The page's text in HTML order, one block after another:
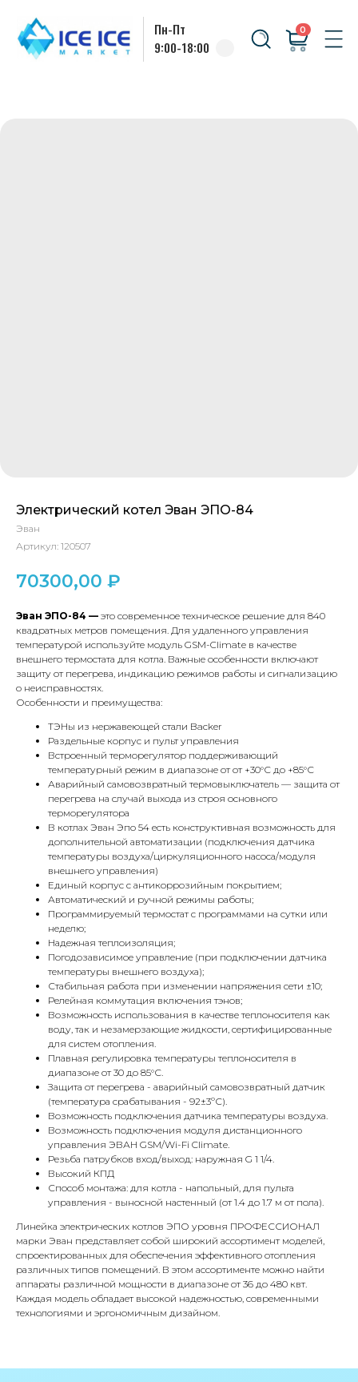
9:00-18:00
Электрический котел Эван ЭПО-84
Эван
Артикул: 120507
70300,00 ₽
Эван ЭПО-84 — это современное техническое решение для 840
квадратных метров помещения. Для удаленного управления
температурой используйте модуль GSM-Climate в качестве
внешнего термостата для котла. Важные особенности включают
защиту от перегрева, индикацию режимов работы и сигнализацию
о неисправностях.
Особенности и преимущества:
ТЭНы из нержавеющей стали Backer
Раздельные корпус и пульт управления
Встроенный терморегулятор поддерживающий
температурный режим в диапазоне от от +30°С до +85°С
Аварийный самовозвратный термовыключатель — защита от
перегрева на случай выхода из строя основного
терморегулятора
В котлах Эван Эпо 54 есть конструктивная возможность для
дополнительной автоматизации (подключения датчика
температуры воздуха/циркуляционного насоса/модуля
внешнего управления)
Единый корпус с антикоррозийным покрытием;
Автоматический и ручной режимы работы;
Программируемый термостат с программами на сутки или
неделю;
Надежная теплоизоляция;
Погодозависимое управление (при подключении датчика
температуры внешнего воздуха);
Стабильная работа при изменении напряжения сети ±10;
Релейная коммутация включения тэнов;
Возможность использования в качестве теплоносителя как
воду, так и незамерзающие жидкости, сертифицированные
для систем отопления.
Плавная регулировка температуры теплоносителя в
диапазоне от 30 до 85°С.
Защита от перегрева - аварийный самовозвратный датчик
(температура срабатывания - 92±3ºС).
Возможность подключения датчика температуры воздуха.
Возможность подключения модуля дистанционного
управления ЭВАН GSM/Wi-Fi Climate.
Резьба патрубков вход/выход: наружная G 1 1/4.
Высокий КПД
Способ монтажа: для котла - напольный, для пульта
управления - выносной настенный (от 1.4 до 1.7 м от пола).
Линейка электрических котлов ЭПО уровня ПРОФЕССИОНАЛ
марки Эван представляет собой широкий ассортимент моделей,
спроектированных для обеспечения эффективного отопления
различных типов помещений. В этом ассортименте можно найти
аппараты различной мощности в диапазоне от 36 до 480 квт.
Каждая модель обладает высокой надежностью, современными
технологиями и эргономичным дизайном.
Адрес
Г.Москва Волоколамское шоссе,
71/22к2
Пн-вс с 9:00 до 18:00
Телефон
8 495 233-79-79
Почта
iceicemarket@yandex.ru
8 985 233-79-79
КОНТАКТЫ